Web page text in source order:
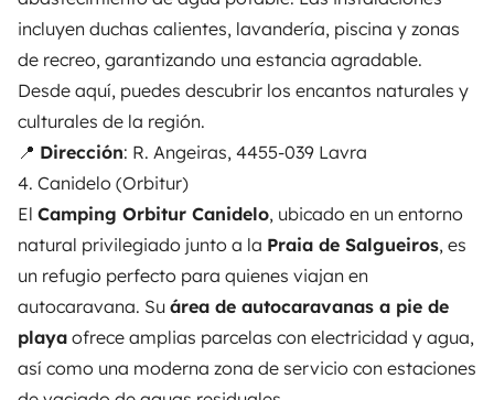
incluyen duchas calientes, lavandería, piscina y zonas
de recreo, garantizando una estancia agradable.
Desde aquí, puedes descubrir los encantos naturales y
culturales de la región.
📍 Dirección: R. Angeiras, 4455-039 Lavra
4. Canidelo (Orbitur)
El Camping Orbitur Canidelo, ubicado en un entorno
natural privilegiado junto a la Praia de Salgueiros, es
un refugio perfecto para quienes viajan en
autocaravana. Su área de autocaravanas a pie de
playa ofrece amplias parcelas con electricidad y agua,
así como una moderna zona de servicio con estaciones